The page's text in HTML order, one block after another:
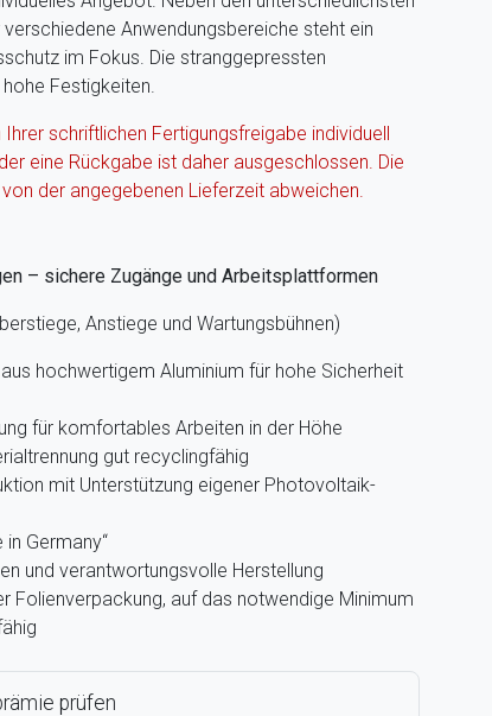
Anwendungsbereiche steht ein
im Fokus. Die stranggepressten
Festigkeiten.
schriftlichen Fertigungsfreigabe individuell
eine Rückgabe ist daher ausgeschlossen. Die
der angegebenen Lieferzeit abweichen.
– sichere Zugänge und Arbeitsplattformen
Anstiege und Wartungsbühnen)
hochwertigem Aluminium für hohe Sicherheit
für komfortables Arbeiten in der Höhe
gut recyclingfähig
mit Unterstützung eigener Photovoltaik-
Germany“
und verantwortungsvolle Herstellung
Folienverpackung, auf das notwendige Minimum
prüfen